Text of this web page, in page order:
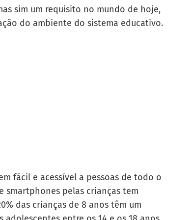
sim um requisito no mundo de hoje,
do ambiente do sistema educativo.
fácil e acessível a pessoas de todo o
smartphones pelas crianças tem
das crianças de 8 anos têm um